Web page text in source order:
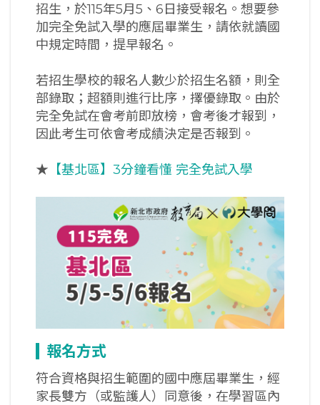
招生，於115年5月5、6日接受報名。想要參
加完全免試入學的應屆畢業生，請依就讀國
中規定時間，提早報名。
若招生學校的報名人數少於招生名額，則全
部錄取；超額則進行比序，擇優錄取。由於
完全免試在會考前即放榜，會考後才報到，
因此考生可依會考成績決定是否報到。
★ 【基北區】3分鐘看懂 完全免試入學
報名方式
符合資格與招生範圍的國中應屆畢業生，經
家長雙方（或監護人）同意後，在學習區內